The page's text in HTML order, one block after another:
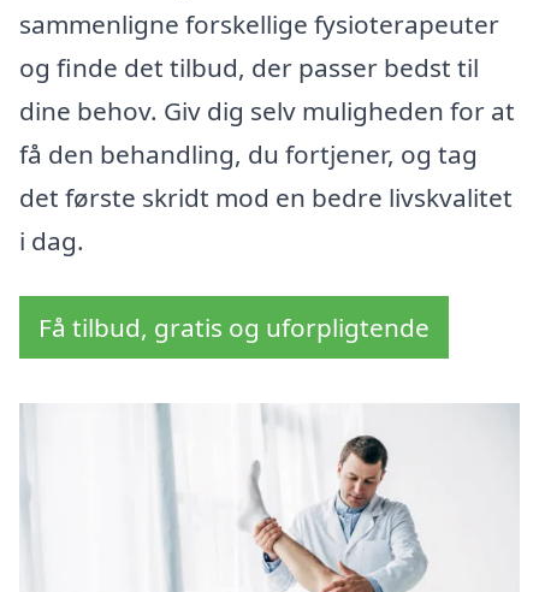
sammenligne forskellige fysioterapeuter
og finde det tilbud, der passer bedst til
dine behov. Giv dig selv muligheden for at
få den behandling, du fortjener, og tag
det første skridt mod en bedre livskvalitet
i dag.
Få tilbud, gratis og uforpligtende